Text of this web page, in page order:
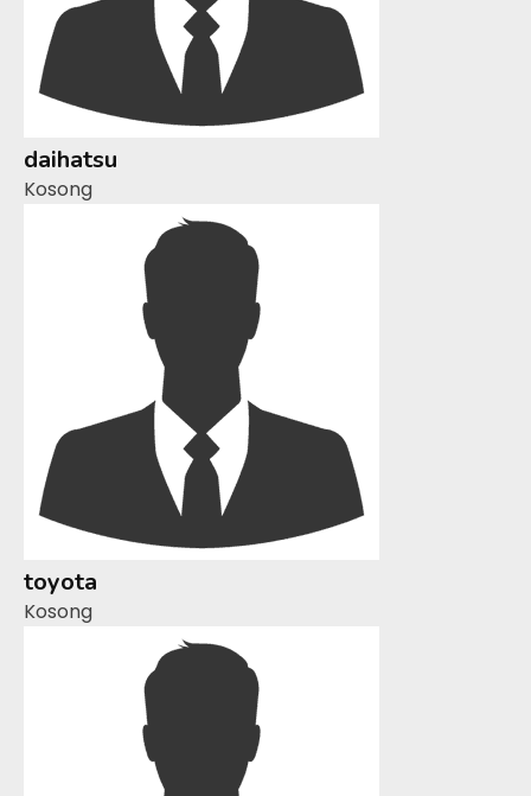
daihatsu
Kosong
toyota
Kosong